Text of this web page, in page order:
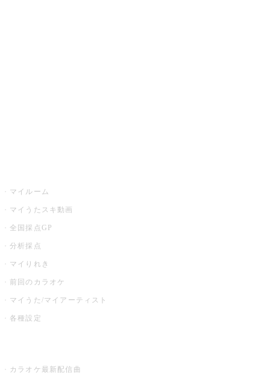
マイルーム
マイうたスキ動画
全国採点GP
分析採点
マイりれき
前回のカラオケ
マイうた/マイアーティスト
各種設定
カラオケ最新配信曲